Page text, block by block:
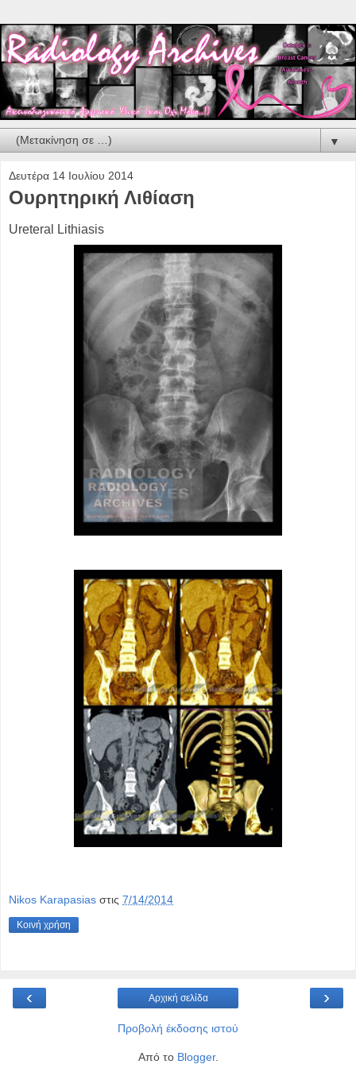
▼
Δευτέρα 14 Ιουλίου 2014
Ουρητηρική Λιθίαση
Ureteral Lithiasis
Nikos Karapasias στις 7/14/2014
Κοινή χρήση
‹ ›
Αρχική σελίδα
Προβολή έκδοσης ιστού
Από το Blogger.